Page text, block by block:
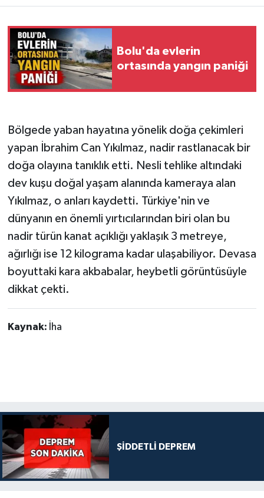
Bolu'da evlerin
ortasında yangın paniği
Bölgede yaban hayatına yönelik doğa çekimleri
yapan İbrahim Can Yıkılmaz, nadir rastlanacak bir
doğa olayına tanıklık etti. Nesli tehlike altındaki
dev kuşu doğal yaşam alanında kameraya alan
Yıkılmaz, o anları kaydetti. Türkiye'nin ve
dünyanın en önemli yırtıcılarından biri olan bu
nadir türün kanat açıklığı yaklaşık 3 metreye,
ağırlığı ise 12 kilograma kadar ulaşabiliyor. Devasa
boyuttaki kara akbabalar, heybetli görüntüsüyle
dikkat çekti.
Kaynak: İha
ŞİDDETLİ DEPREM